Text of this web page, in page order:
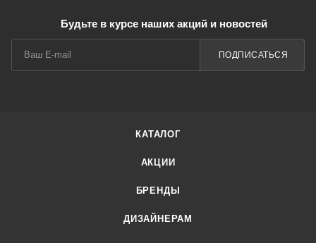
Будьте в курсе наших акций и новостей
ПОДПИСАТЬСЯ
КАТАЛОГ
АКЦИИ
БРЕНДЫ
ДИЗАЙНЕРАМ